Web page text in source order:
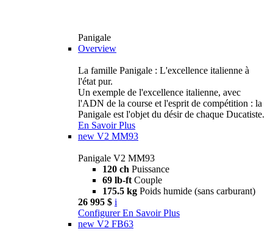
Panigale
Overview
La famille Panigale : L'excellence italienne à
l'état pur.
Un exemple de l'excellence italienne, avec
l'ADN de la course et l'esprit de compétition : la
Panigale est l'objet du désir de chaque Ducatiste.
En Savoir Plus
new V2 MM93
Panigale V2 MM93
120 ch Puissance
69 lb-ft Couple
175.5 kg Poids humide (sans carburant)
26 995 $ i
Configurer En Savoir Plus
new V2 FB63